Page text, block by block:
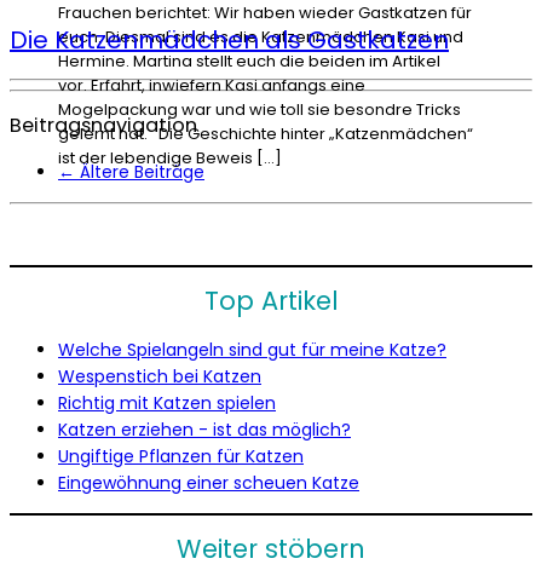
Frauchen berichtet: Wir haben wieder Gastkatzen für
euch. Diesmal sind es die Katzenmädchen Kasi und
Hermine. Martina stellt euch die beiden im Artikel
vor. Erfahrt, inwiefern Kasi anfangs eine
Mogelpackung war und wie toll sie besondre Tricks
gelernt hat. Die Geschichte hinter „Katzenmädchen“
ist der lebendige Beweis […]
Die Katzenmädchen als Gastkatzen
Beitragsnavigation
← Ältere Beiträge
Top Artikel
Welche Spielangeln sind gut für meine Katze?
Wespenstich bei Katzen
Richtig mit Katzen spielen
Katzen erziehen - ist das möglich?
Ungiftige Pflanzen für Katzen
Eingewöhnung einer scheuen Katze
Weiter stöbern